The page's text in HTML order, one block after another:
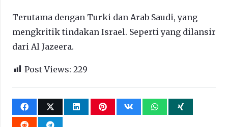
Terutama dengan Turki dan Arab Saudi, yang
mengkritik tindakan Israel. Seperti yang dilansir
dari Al Jazeera.
Post Views: 229